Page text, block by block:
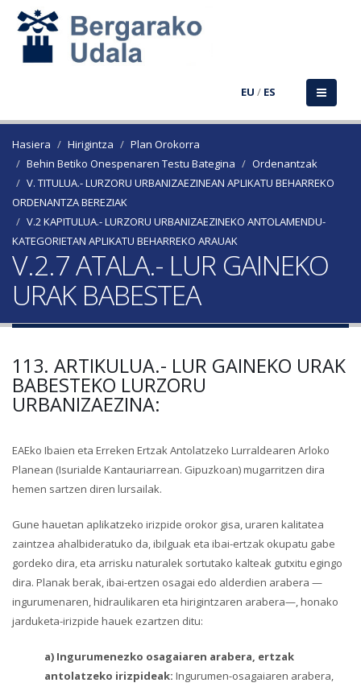
EU / ES
Hasiera Hirigintza
Plan Orokorra
Behin Betiko Onespenaren Testu Bategina
Ordenantzak
V. TITULUA.- LURZORU URBANIZAEZINEAN APLIKATU BEHARREKO
ORDENANTZA BEREZIAK
V.2 KAPITULUA.- LURZORU URBANIZAEZINEKO ANTOLAMENDU-
KATEGORIETAN APLIKATU BEHARREKO ARAUAK
V.2.7 ATALA.- LUR GAINEKO
URAK BABESTEA
113. ARTIKULUA.- LUR GAINEKO URAK
BABESTEKO LURZORU
URBANIZAEZINA:
EAEko Ibaien eta Erreken Ertzak Antolatzeko Lurraldearen Arloko
Planean (Isurialde Kantauriarrean. Gipuzkoan) mugarritzen dira
hemen sartzen diren lursailak.
Gune hauetan aplikatzeko irizpide orokor gisa, uraren kalitatea
zaintzea ahalbideratuko da, ibilguak eta ibai-ertzak okupatu gabe
gordeko dira, eta arrisku naturalek sortutako kalteak gutxitu egingo
dira. Planak berak, ibai-ertzen osagai edo alderdien arabera —
ingurumenaren, hidraulikaren eta hirigintzaren arabera—, honako
jarduketa-irizpide hauek ezartzen ditu:
a) Ingurumenezko osagaiaren arabera, ertzak
antolatzeko irizpideak: Ingurumen-osagaiaren arabera,